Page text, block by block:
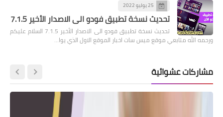
25 يوليو 2022
تحديث نسخة تطبيق فودو الى الاصدار الأخير 7.1.5
تحديث نسخة تطبيق فودو الى الاصدار الأخير 7.1.5 السلام عليكم
ورحمه الله متابعي موقع ميس سات اخبار الموقع الاول الذي يوا…
مشاركات عشوائية